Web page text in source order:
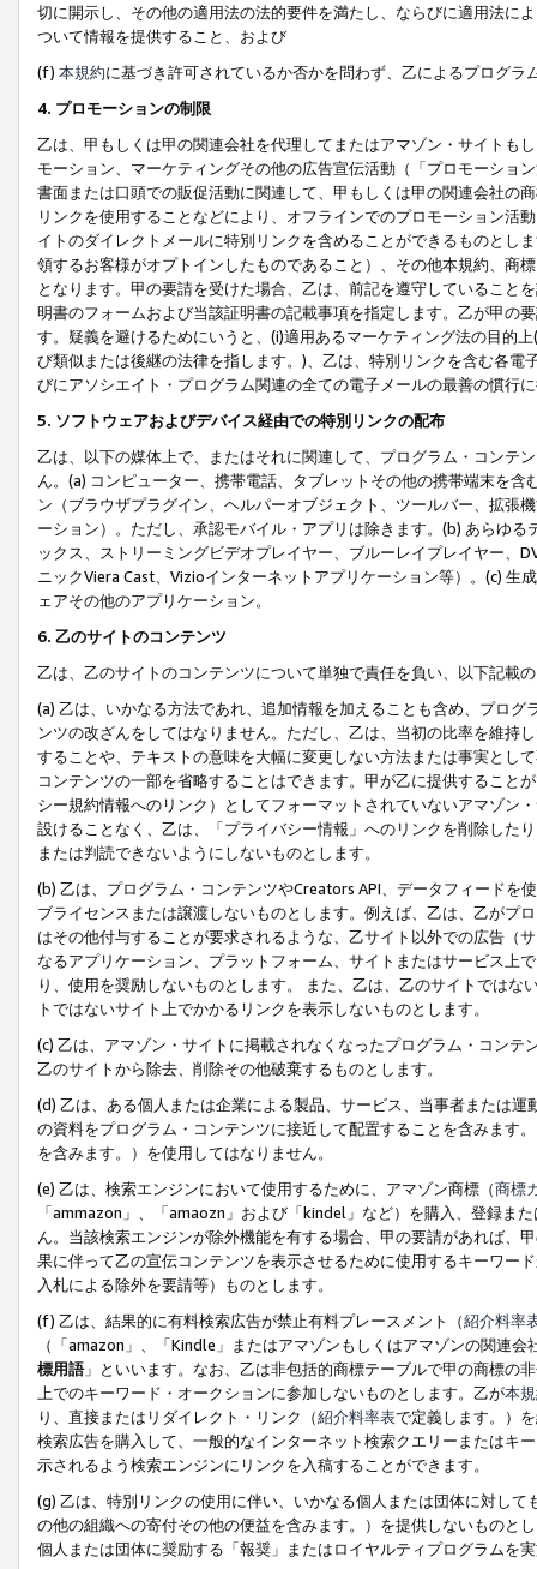
切に開示し、その他の適用法の法的要件を満たし、ならびに適用法に
ついて情報を提供すること、および
(f) 本規約に基づき許可されているか否かを問わず、乙によるプログ
4. プロモーションの制限
乙は、甲もしくは甲の関連会社を代理してまたはアマゾン・サイトも
モーション、マーケティングその他の広告宣伝活動（「プロモーショ
書面または口頭での販促活動に関連して、甲もしくは甲の関連会社の
リンクを使用することなどにより、オフラインでのプロモーション活
イトのダイレクトメールに特別リンクを含めることができるものとし
領するお客様がオプトインしたものであること）、その他本規約、商
となります。甲の要請を受けた場合、乙は、前記を遵守していること
明書のフォームおよび当該証明書の記載事項を指定します。乙が甲の
す。疑義を避けるためにいうと、(i)適用あるマーケティング法の目的
び類似または後継の法律を指します。)、乙は、特別リンクを含む各
びにアソシエイト・プログラム関連の全ての電子メールの最善の慣行
5. ソフトウェアおよびデバイス経由での特別リンクの配布
乙は、以下の媒体上で、またはそれに関連して、プログラム・コンテ
ん。(a) コンピューター、携帯電話、タブレットその他の携帯端末を
ン（ブラウザプラグイン、ヘルパーオブジェクト、ツールバー、拡張
ーション）。ただし、承認モバイル・アプリは除きます。(b) あらゆ
ックス、ストリーミングビデオプレイヤー、ブルーレイプレイヤー、
ニックViera Cast、Vizioインターネットアプリケーション等）。(c)
ェアその他のアプリケーション。
6. 乙のサイトのコンテンツ
乙は、乙のサイトのコンテンツについて単独で責任を負い、以下記載
(a) 乙は、いかなる方法であれ、追加情報を加えることも含め、プロ
ンツの改ざんをしてはなりません。ただし、乙は、当初の比率を維持
することや、テキストの意味を大幅に変更しない方法または事実とし
コンテンツの一部を省略することはできます。甲が乙に提供すること
シー規約情報へのリンク）としてフォーマットされていないアマゾン
設けることなく、乙は、「プライバシー情報」へのリンクを削除した
または判読できないようにしないものとします。
(b) 乙は、プログラム・コンテンツやCreators API、データフィード
ブライセンスまたは譲渡しないものとします。例えば、乙は、乙がプ
はその他付与することが要求されるような、乙サイト以外での広告（
なるアプリケーション、プラットフォーム、サイトまたはサービス上
り、使用を奨励しないものとします。 また、乙は、乙のサイトでは
トではないサイト上でかかるリンクを表示しないものとします。
(c) 乙は、アマゾン・サイトに掲載されなくなったプログラム・コン
乙のサイトから除去、削除その他破棄するものとします。
(d) 乙は、ある個人または企業による製品、サービス、当事者または
の資料をプログラム・コンテンツに接近して配置することを含みます
を含みます。）を使用してはなりません。
(e) 乙は、検索エンジンにおいて使用するために、アマゾン商標（商標
「ammazon」、「amaozn」および「kindel」など）を購入、登録ま
ん。当該検索エンジンが除外機能を有する場合、甲の要請があれば、
果に伴って乙の宣伝コンテンツを表示させるために使用するキーワー
入札による除外を要請等）ものとします。
(f) 乙は、結果的に有料検索広告が禁止有料プレースメント（紹介料率
（「amazon」、「Kindle」またはアマゾンもしくはアマゾンの関連
標用語」といいます。なお、乙は非包括的商標テーブルで甲の商標の
上でのキーワード・オークションに参加しないものとします。乙が本
り、直接またはリダイレクト・リンク（紹介料率表で定義します。）
検索広告を購入して、一般的なインターネット検索クエリーまたはキ
示されるよう検索エンジンにリンクを入稿することができます。
(g) 乙は、特別リンクの使用に伴い、いかなる個人または団体に対し
の他の組織への寄付その他の便益を含みます。）を提供しないものと
個人または団体に奨励する「報奨」またはロイヤルティプログラムを